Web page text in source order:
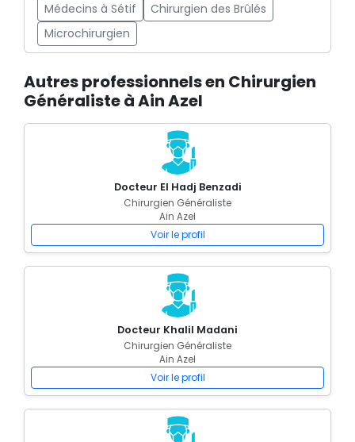
Médecins à Sétif
Chirurgien des Brûlés
Microchirurgien
Autres professionnels en Chirurgien
Généraliste à Ain Azel
Docteur El Hadj Benzadi
Chirurgien Généraliste
Ain Azel
Voir le profil
Docteur Khalil Madani
Chirurgien Généraliste
Ain Azel
Voir le profil